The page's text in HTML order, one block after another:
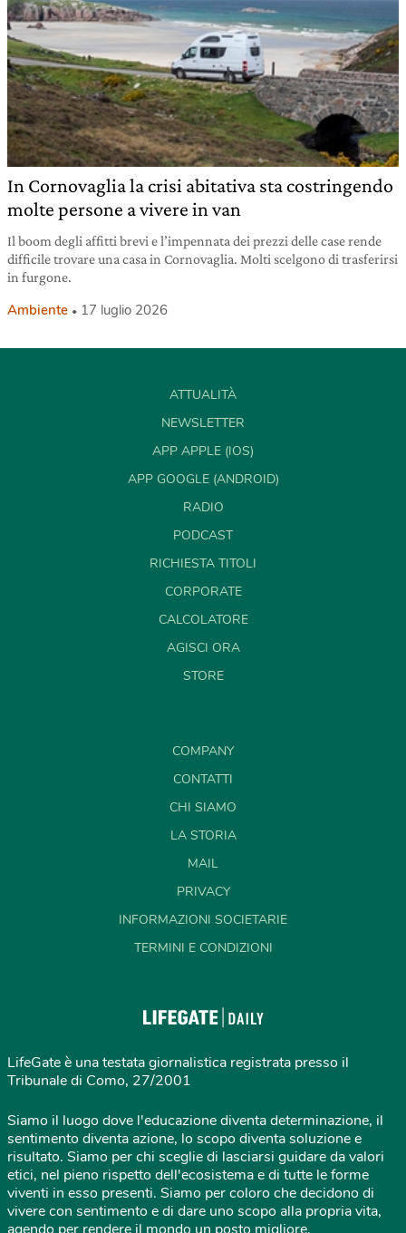
In Cornovaglia la crisi abitativa sta costringendo
molte persone a vivere in van
Il boom degli affitti brevi e l’impennata dei prezzi delle case rende
difficile trovare una casa in Cornovaglia. Molti scelgono di trasferirsi
in furgone.
Ambiente 17 luglio 2026
ATTUALITÀ
NEWSLETTER
APP APPLE (IOS)
APP GOOGLE (ANDROID)
RADIO
PODCAST
RICHIESTA TITOLI
CORPORATE
CALCOLATORE
AGISCI ORA
STORE
COMPANY
CONTATTI
CHI SIAMO
LA STORIA
MAIL
PRIVACY
INFORMAZIONI SOCIETARIE
TERMINI E CONDIZIONI
LifeGate è una testata giornalistica registrata presso il
Tribunale di Como, 27/2001
Siamo il luogo dove l'educazione diventa determinazione, il
sentimento diventa azione, lo scopo diventa soluzione e
risultato. Siamo per chi sceglie di lasciarsi guidare da valori
etici, nel pieno rispetto dell'ecosistema e di tutte le forme
viventi in esso presenti. Siamo per coloro che decidono di
vivere con sentimento e di dare uno scopo alla propria vita,